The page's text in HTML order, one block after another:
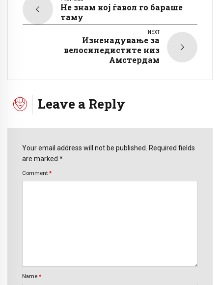
Не знам кој ѓавол го бараше
таму
NEXT
Изненадување за
велосипедистите низ
Амстердам
Leave a Reply
Your email address will not be published. Required fields
are marked *
Comment *
Name *